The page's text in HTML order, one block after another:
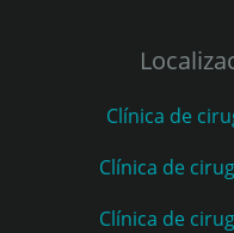
Clínica de
Clínica de
Clínica de